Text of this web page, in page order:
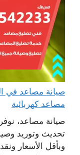
مصاعد كهربائية
صيانة مصاعد،
تحديث وتوريد
وبأقل الأسعار